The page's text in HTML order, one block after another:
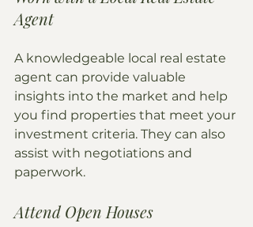
Agent
A knowledgeable local real estate
agent can provide valuable
insights into the market and help
you find properties that meet your
investment criteria. They can also
assist with negotiations and
paperwork.
Attend Open Houses